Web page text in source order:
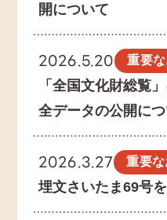
開について
2026.5.20 重要
「全国文化財総覧
全データの公開に
2026.3.27 重要
埋文さいたま69号